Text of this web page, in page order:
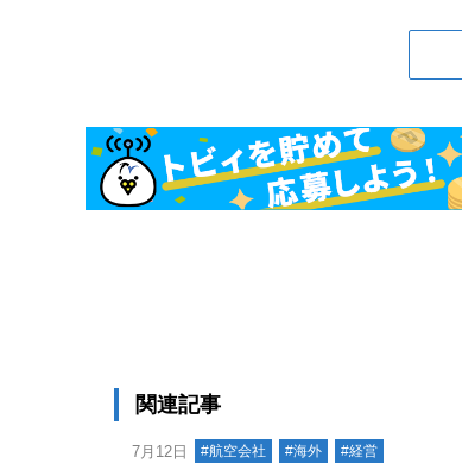
関連記事
7月12日 #航空会社 #海外 #経営